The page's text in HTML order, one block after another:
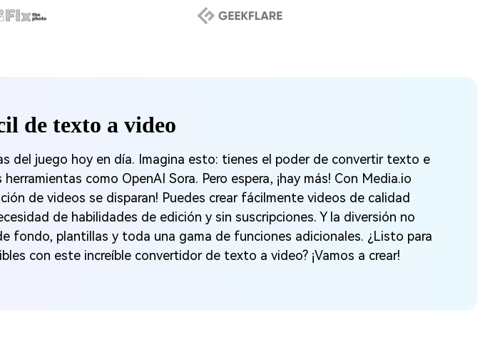
de texto a video
del juego hoy en día. Imagina esto: tienes el poder de convertir texto e
como OpenAI Sora. Pero espera, ¡hay más! Con Media.io
de videos se disparan! Puedes crear fácilmente videos de calidad
de habilidades de edición y sin suscripciones. Y la diversión no
fondo, plantillas y toda una gama de funciones adicionales. ¿Listo para
con este increíble convertidor de texto a video? ¡Vamos a crear!